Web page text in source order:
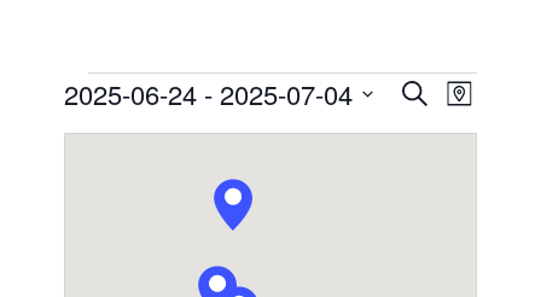
Events
Search
SearchEvent
Views
Map
2025-06-24 - 2025-07-04